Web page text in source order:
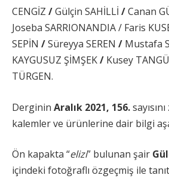
CENGİZ /Gülçin SAHİLLİ /Canan
Joseba SARRIONANDIA / Faris
SEPİN /Süreyya SEREN / Mustafa
KAYGUSUZ ŞİMŞEK/ Kusey
TÜRGEN.
Derginin Aralık 2021, 156.
kalemler ve ürünlerine dair bilgi
Ön kapakta “elizi” bulunan şair
içindeki fotoğraflı özgeçmiş ile